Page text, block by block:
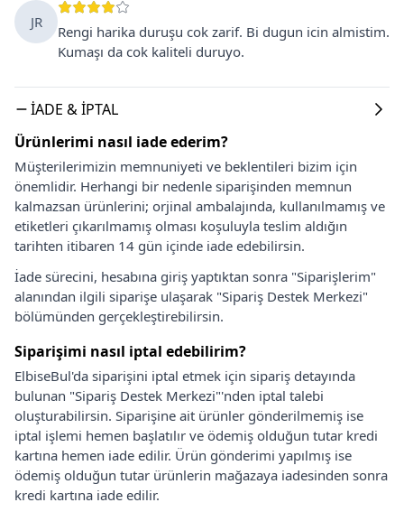
JR
Rengi harika duruşu cok zarif. Bi dugun icin almistim.
Kumaşı da cok kaliteli duruyo.
İADE & İPTAL
Ürünlerimi nasıl iade ederim?
Müşterilerimizin memnuniyeti ve beklentileri bizim için
önemlidir. Herhangi bir nedenle siparişinden memnun
kalmazsan ürünlerini; orjinal ambalajında, kullanılmamış ve
etiketleri çıkarılmamış olması koşuluyla teslim aldığın
tarihten itibaren 14 gün içinde iade edebilirsin.
İade sürecini, hesabına giriş yaptıktan sonra "Siparişlerim"
alanından ilgili siparişe ulaşarak "Sipariş Destek Merkezi"
bölümünden gerçekleştirebilirsin.
Siparişimi nasıl iptal edebilirim?
ElbiseBul'da siparişini iptal etmek için sipariş detayında
bulunan "Sipariş Destek Merkezi"'nden iptal talebi
oluşturabilirsin. Siparişine ait ürünler gönderilmemiş ise
iptal işlemi hemen başlatılır ve ödemiş olduğun tutar kredi
kartına hemen iade edilir. Ürün gönderimi yapılmış ise
ödemiş olduğun tutar ürünlerin mağazaya iadesinden sonra
kredi kartına iade edilir.